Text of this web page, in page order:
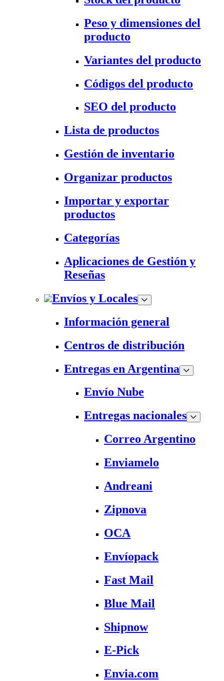
Peso y dimensiones del
producto
Variantes del producto
Códigos del producto
SEO del producto
Lista de productos
Gestión de inventario
Organizar productos
Importar y exportar
productos
Categorías
Aplicaciones de Gestión y
Reseñas
Envíos y Locales
Información general
Centros de distribución
Entregas en Argentina
Envío Nube
Entregas nacionales
Correo Argentino
Enviamelo
Andreani
Zipnova
OCA
Envíopack
Fast Mail
Blue Mail
Shipnow
E-Pick
Envia.com